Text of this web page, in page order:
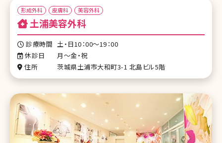
形成外科 皮膚科 美容外科
土浦美容外科
診療時間 土・日10：00～19：00
休診日
月～金・祝
住所
茨城県土浦市大和町3-1 北島ビル5階